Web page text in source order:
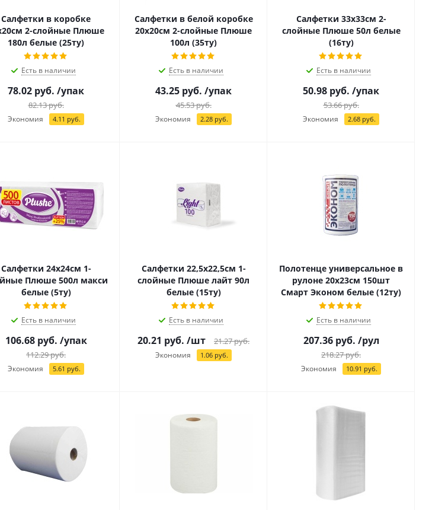
Салфетки в коробке
2-слойные Плюше
180л белые (25ту)
Есть в наличии
78.02 руб. /упак
82.13руб.
Экономия 4.11 руб.
Салфетки в белой коробке
20х20см 2-слойные Плюше
100л (35ту)
Есть в наличии
43.25 руб. /упак
45.53руб.
Экономия 2.28руб.
Салфетки 33х33см 2-
слойные Плюше 50л белые
(16ту)
Есть в наличии
50.98 руб. /упак
53.66руб.
Экономия 2.68руб.
Салфетки 24х24см 1-
Плюше 500л макси
белые (5ту)
Есть в наличии
106.68руб. /упак
112.29руб.
Экономия 5.61 руб.
Салфетки 22,5х22,5см 1-
слойные Плюше лайт 90л
белые (15ту)
Есть в наличии
20.21 руб. /шт 21.27руб.
Экономия 1.06руб.
Полотенце универсальное в
рулоне 20х23см 150шт
Смарт Эконом белые (12ту)
Есть в наличии
207.36руб. /рул
218.27руб.
Экономия 10.91 руб.